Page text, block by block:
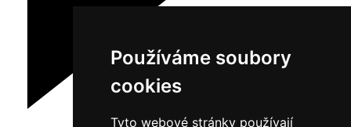
Používáme soubory
cookies
Tyto webové stránky používají